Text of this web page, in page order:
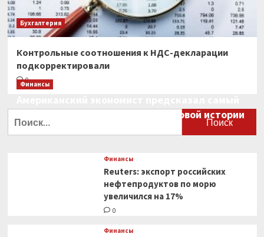
Бухгалтерия
Контрольные соотношения к НДС-декларации
подкорректировали
0
Финансы
большой финансовый крах в мировой истории
Финансы
Reuters: экспорт российских
нефтепродуктов по морю
увеличился на 17%
0
Финансы